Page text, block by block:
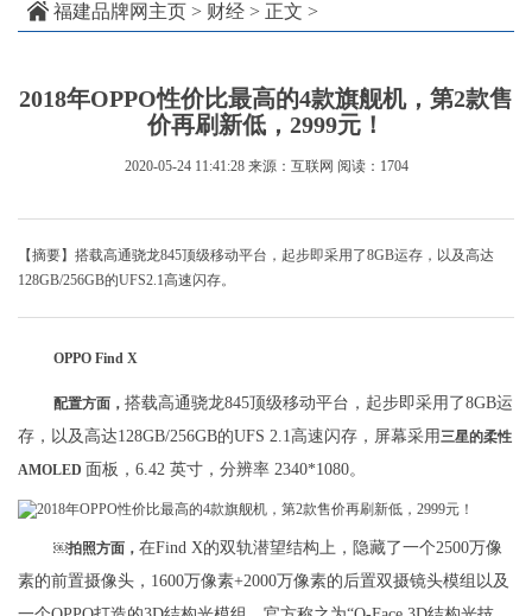
福建品牌网主页 > 财经 > 正文 >
2018年OPPO性价比最高的4款旗舰机，第2款售
价再刷新低，2999元！
2020-05-24 11:41:28 来源：互联网 阅读：1704
【摘要】搭载高通骁龙845顶级移动平台，起步即采用了8GB运存，以及高达
128GB/256GB的UFS2.1高速闪存。
OPPO Find X
配置方面， 搭载高通骁龙845顶级移动平台，起步即采用了8GB运
存，以及高达128GB/256GB的UFS 2.1高速闪存，屏幕采用三星的柔性
AMOLED 面板，6.42 英寸，分辨率 2340*1080。
￼拍照方面， 在Find X的双轨潜望结构上，隐藏了一个2500万像
素的前置摄像头，1600万像素+2000万像素的后置双摄镜头模组以及